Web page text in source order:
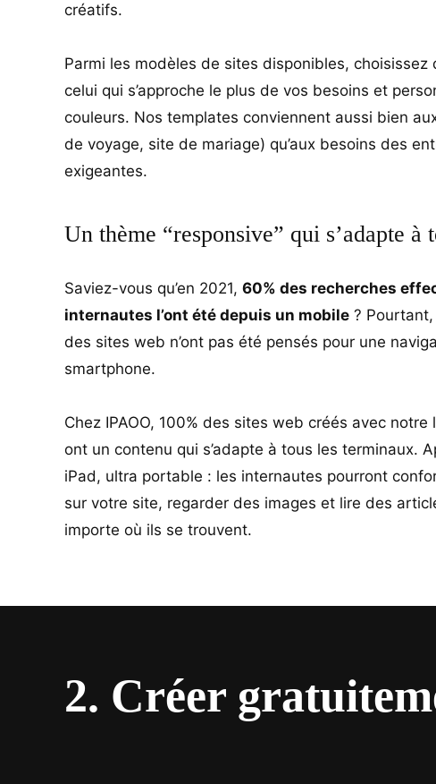
créatifs.
Parmi les modèles de sites disponibles, choisissez
celui qui s’approche le plus de vos besoins et
couleurs. Nos templates conviennent aussi bien
de voyage, site de mariage) qu’aux besoins des
exigeantes.
Un thème “responsive” qui s’adapte à
Saviez-vous qu’en 2021, 60% des recherches
internautes l’ont été depuis un mobile ?
des sites web n’ont pas été pensés pour une
smartphone.
Chez IPAOO, 100% des sites web créés avec
ont un contenu qui s’adapte à tous les terminaux.
iPad, ultra portable : les internautes pourront
sur votre site, regarder des images et lire des
importe où ils se trouvent.
2. Créer